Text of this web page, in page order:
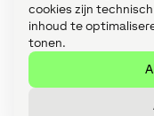
cookies zijn
inhoud te
tonen.